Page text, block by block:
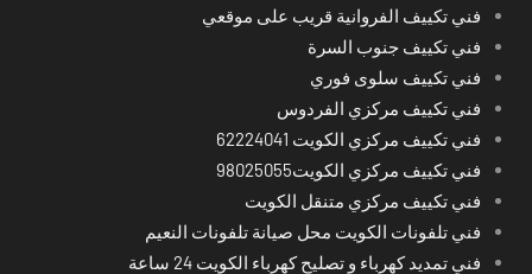
فني تكييف الفروانية قريب على موقعي
فني تكييف جنوب السرة
فني تكييف سلوى فوري
فني تكييف مركزي الفردوس
فني تكييف مركزي الكويت 62224041
فني تكييف مركزي الكويت98025055
فني تكييف مركزي متنقل الكويت
فني تلفونات الكويت محل صيانة تلفونات النعيم
فني تمديد كهرباء و تصليح كهرباء الكويت 24 ساعة